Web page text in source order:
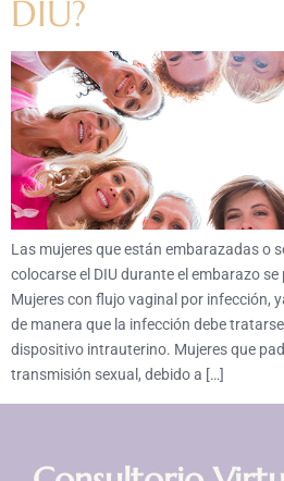
DIU?
Las mujeres que están embarazadas o
colocarse el DIU durante el embarazo
Mujeres con flujo vaginal por infección,
de manera que la infección debe
dispositivo intrauterino. Mujeres que
transmisión sexual, debido a […]